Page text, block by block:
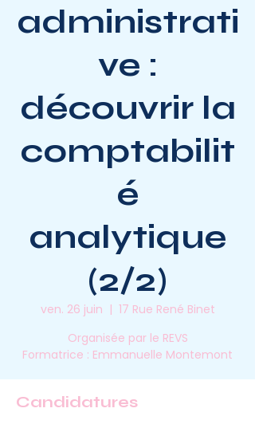
administrati
ve :
découvrir la
comptabilit
é
analytique
(2/2)
ven. 26 juin
  |
17 Rue René Binet
Organisée par le REVS
Formatrice : Emmanuelle Montemont
Candidatures